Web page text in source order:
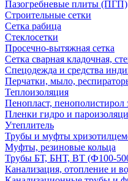
Пазогребневые плиты (ПГП)
Строительные сетки
Сетка рабица
Стеклосетки
Просечно-вытяжная сетка
Сетка сварная кладочная,
Спецодежда и средства
Перчатки, мыло,
Теплоизоляция
Пенопласт,
Пленки гидро и
Утеплитель
Трубы и муфты
Муфты, резиновые кольца
Трубы БТ, БНТ, ВТ (Ф100-
Канализация, отопление и